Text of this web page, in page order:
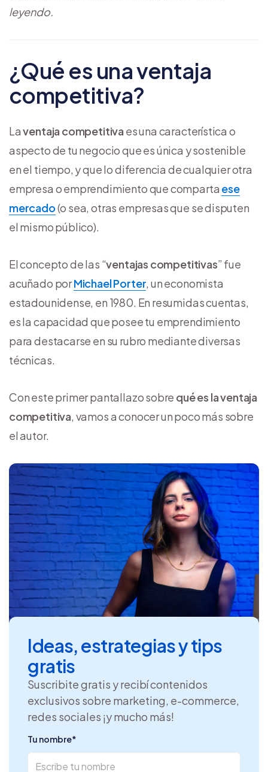
leyendo.
¿Qué es una ventaja
competitiva?
Laventaja competitiva es una característica o
aspecto de tu negocio que es única y sostenible
en el tiempo, y que lo diferencia de cualquier otra
empresa o emprendimiento que comparta ese
mercado(o sea, otras empresas que se disputen
el mismo público).
El concepto de las “ventajas competitivas” fue
acuñado porMichael Porter, un economista
estadounidense, en 1980. En resumidas cuentas,
es la capacidad que posee tu emprendimiento
para destacarse en su rubro mediante diversas
técnicas.
Con este primer pantallazo sobre qué es la ventaja
competitiva, vamos a conocer un poco más sobre
el autor.
Ideas, estrategias y tips
gratis
Suscribite gratis y recibí contenidos
exclusivos sobre marketing, e-commerce,
redes sociales ¡y mucho más!
Tu nombre*